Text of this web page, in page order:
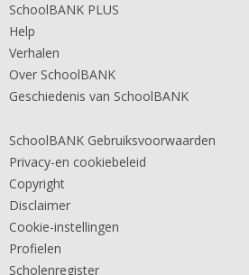
SchoolBANK PLUS
Help
Verhalen
Over SchoolBANK
Geschiedenis van SchoolBANK
SchoolBANK Gebruiksvoorwaarden
Privacy-en cookiebeleid
Copyright
Disclaimer
Cookie-instellingen
Profielen
Scholenregister